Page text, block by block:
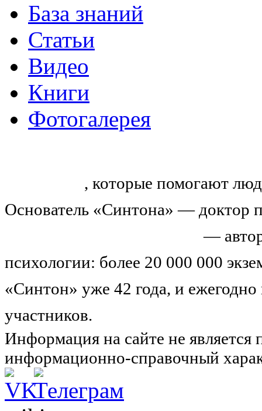
База знаний
Статьи
Видео
Книги
Фотогалерея
, которые помогают
Основатель «Синтона» — доктор
—
психологии: более 20 000 000
«Синтон» уже 42 года, и
участников.
Информация на сайте не
информационно-справочный